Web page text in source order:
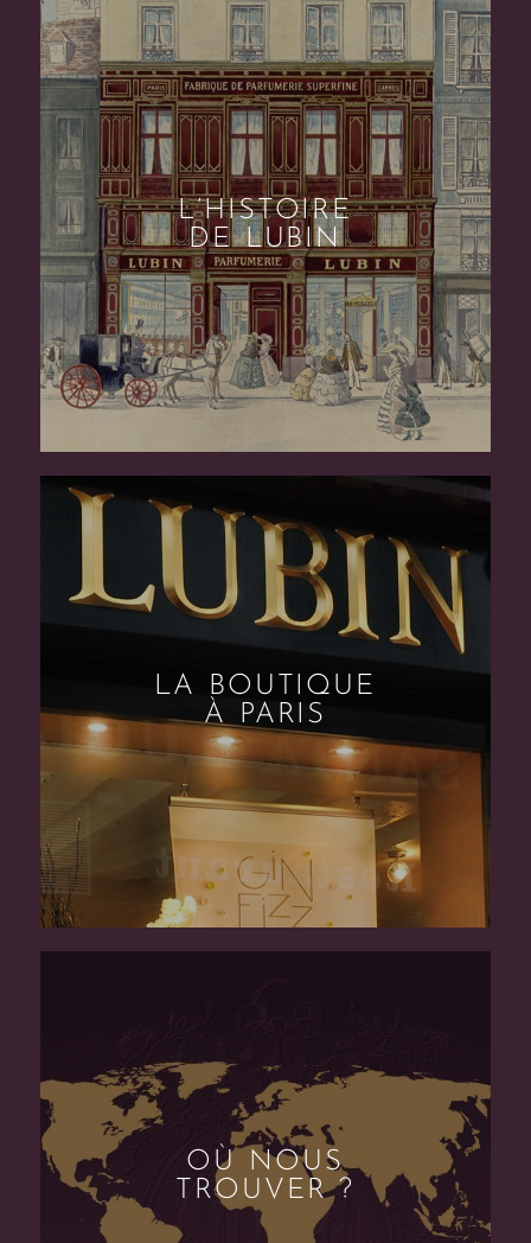
L’HISTOIRE
DE LUBIN
LA BOUTIQUE
À PARIS
OÙ NOUS
TROUVER ?